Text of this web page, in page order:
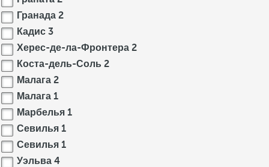
Гранада 2
Кадис 3
Херес-де-ла-Фронтера 2
Коста-дель-Соль 2
Малага 2
Малага 1
Марбелья 1
Севилья 1
Севилья 1
Уэльва 4